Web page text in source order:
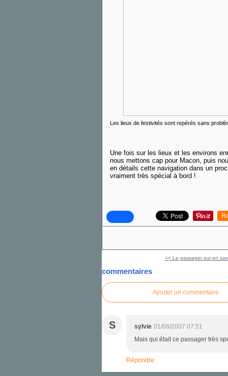
Les lieux de festivités sont repérés sans
Une fois sur les lieux et les environs
nous mettons cap pour Macon, puis
en détails cette navigation dans un
vraiment très spécial à bord !
<< Le passager qui en
commentaires
Ajouter un commentaire
S sylvie 01/08/2007 07:51
Mais qui était ce passager très
Répondre